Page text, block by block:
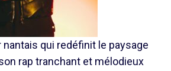
nantais qui redéfinit le paysage
rap tranchant et mélodieux